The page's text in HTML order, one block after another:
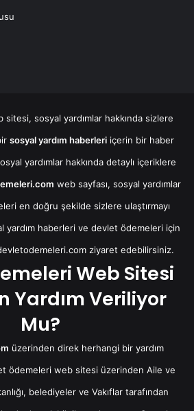
sosyal yardımlar hakkında sizlere
sosyal yardım haberleri içerin bir haber
yardımlar hakkında detaylı içeriklere
web sayfası, sosyal yardımlar
en doğru şekilde sizlere ulaştırmayı
yardım haberleri ve devlet ödemeleri için
ziyaret edebilirsiniz.
Web Sitesi
Yardım Veriliyor
Mu?
üzerinden direk herhangi bir yardım
ödemeleri web sitesi üzerinden Aile ve
belediyeler ve Vakıflar tarafından